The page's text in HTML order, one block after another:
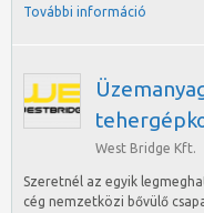
További információ
West Bridge Kft.
Szeretnél az egyik
cég nemzetközi bővülő